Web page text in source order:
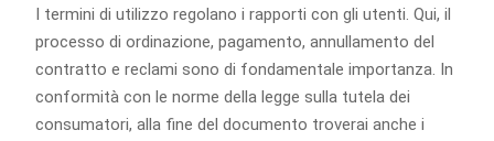
I termini di utilizzo regolano i rapporti con gli utenti. Qui, il
processo di ordinazione, pagamento, annullamento del
contratto e reclami sono di fondamentale importanza. In
conformità con le norme della legge sulla tutela dei
consumatori, alla fine del documento troverai anche i